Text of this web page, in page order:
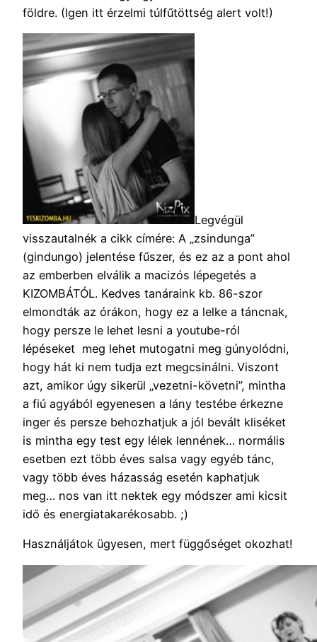
földre. (Igen itt érzelmi túlfűtöttség alert volt!)
Legvégül
visszautalnék a cikk címére: A „zsindunga”
(gindungo) jelentése fűszer, és ez az a pont ahol
az emberben elválik a macizós lépegetés a
KIZOMBÁTÓL. Kedves tanáraink kb. 86-szor
elmondták az órákon, hogy ez a lelke a táncnak,
hogy persze le lehet lesni a youtube-ról
lépéseket meg lehet mutogatni meg gúnyolódni,
hogy hát ki nem tudja ezt megcsinálni. Viszont
azt, amikor úgy sikerül „vezetni-követni”, mintha
a fiú agyából egyenesen a lány testébe érkezne
inger és persze behozhatjuk a jól bevált kliséket
is mintha egy test egy lélek lennének… normális
esetben ezt több éves salsa vagy egyéb tánc,
vagy több éves házasság esetén kaphatjuk
meg… nos van itt nektek egy módszer ami kicsit
idő és energiatakarékosabb. ;)
Használjátok ügyesen, mert függőséget okozhat!